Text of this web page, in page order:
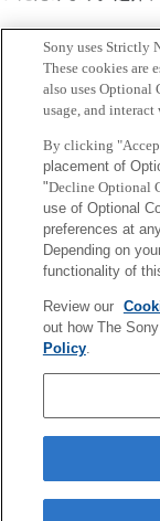
[ソニー銀行プレスリ
資産形成シミュレ
ビス開始のお知らせ
サイト：ほしいもの
Back to Index
アクセス
Copyright
Tokyo, Japan
Sony uses Strictly
These cookies are
also uses
usage, and
By clicking
placement of
"Decline Optional
use of Optional
preferences at
Depending on
functionality of
Review our
out how The
Policy.